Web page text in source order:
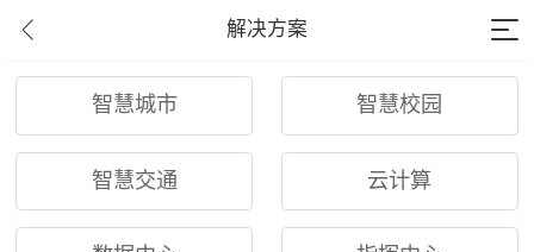
解决方案
智慧城市 智慧校园
智慧交通 云计算